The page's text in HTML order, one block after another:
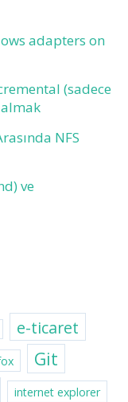
adapters on
(sadece
NFS
ve
e-ticaret
Git
internet explorer